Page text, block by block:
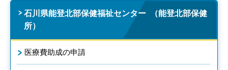
石川県能登北部保健福祉センター （能登北部保健
所）
医療費助成の申請